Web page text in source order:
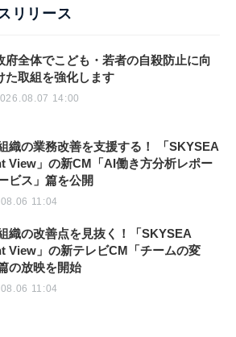
リリース
府全体でこども・若者の自殺防止に向
た取組を強化します
14:00
織の業務改善を支援する！ 「SKYSEA
View」の新CM「AI働き方分析レポー
ビス」篇を公開
11:04
織の改善点を見抜く！「SKYSEA
View」の新テレビCM「チームの変
の放映を開始
11:04